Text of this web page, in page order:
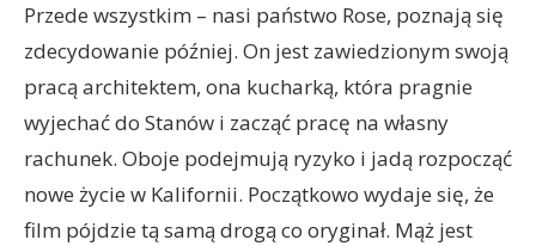
Przede wszystkim – nasi państwo Rose, poznają się
zdecydowanie później. On jest zawiedzionym swoją
pracą architektem, ona kucharką, która pragnie
wyjechać do Stanów i zacząć pracę na własny
rachunek. Oboje podejmują ryzyko i jadą rozpocząć
nowe życie w Kalifornii. Początkowo wydaje się, że
film pójdzie tą samą drogą co oryginał. Mąż jest